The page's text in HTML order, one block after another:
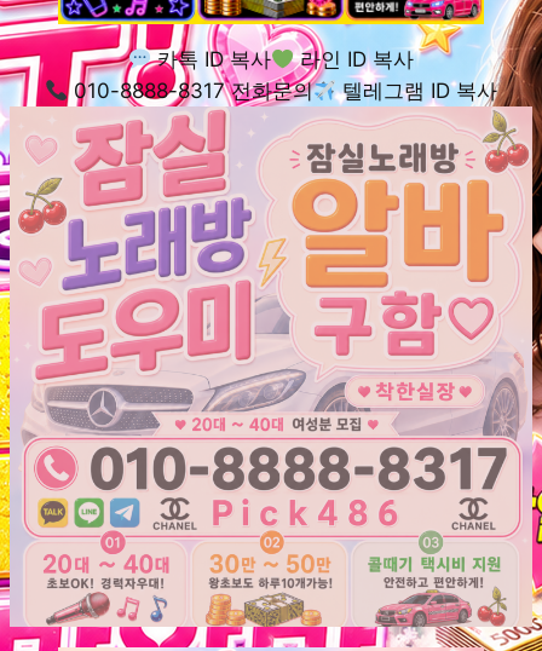
카톡 ID 복사
라인 ID 복사
010-8888-8317 전화문의
텔레그램 ID 복사